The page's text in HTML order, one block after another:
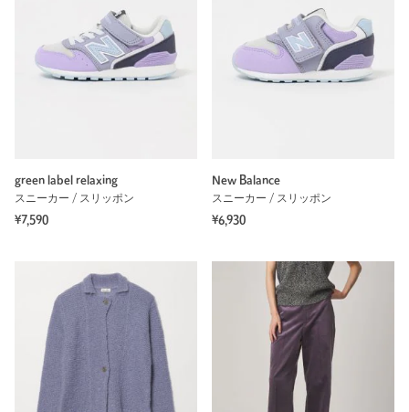
green label relaxing
スニーカー / スリッポン
¥7,590
New Balance
スニーカー / スリッポン
¥6,930